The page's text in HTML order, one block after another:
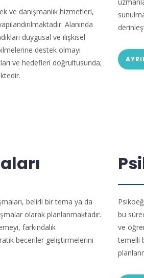
ve danışmanlık hizmetleri,
Alanında
duygusal ve ilişkisel
destek olmayı
ve hedefleri doğrultusunda;
belirli bir tema ya da
olarak planlanmaktadır.
farkındalık
beceriler geliştirmelerini
bu
ve
temelli